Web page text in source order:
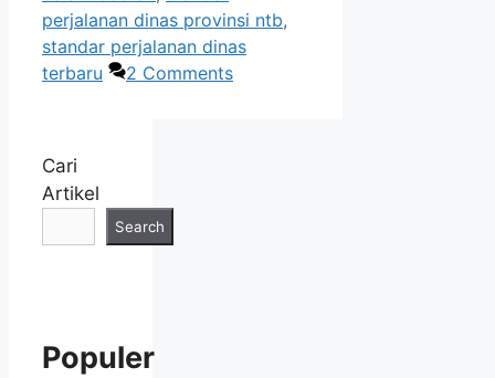
perjalanan dinas provinsi ntb,
standar perjalanan dinas
terbaru
2 Comments
Cari
Artikel
Search
Populer